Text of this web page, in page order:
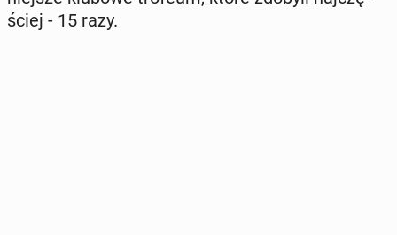
ściej - 15 razy.